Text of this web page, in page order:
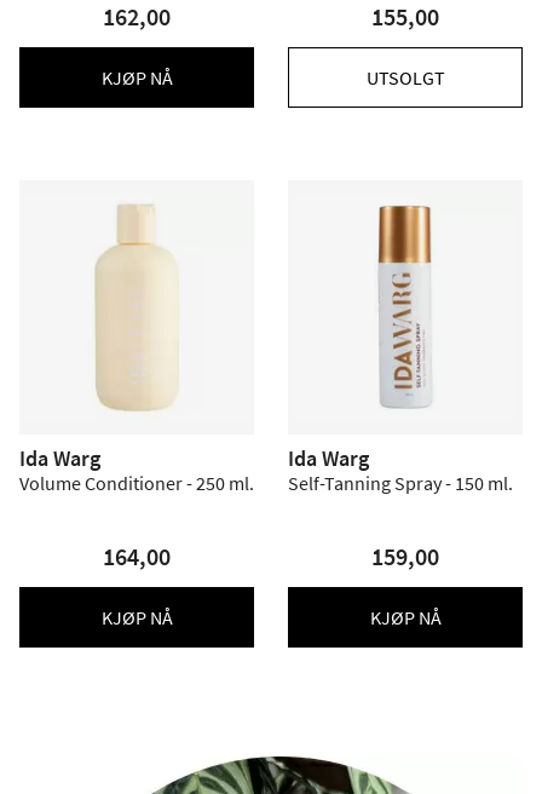
162,00
KJØP NÅ
155,00
UTSOLGT
Ida Warg
Volume Conditioner - 250 ml.
164,00
KJØP NÅ
Ida Warg
Self-Tanning Spray - 150 ml.
159,00
KJØP NÅ